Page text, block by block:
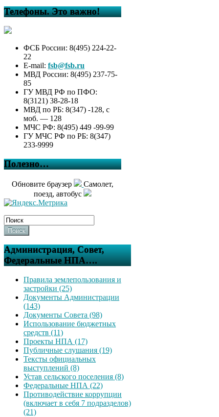
Телефоны. Это важно!
ФСБ России: 8(495) 224-22-
22
E-mail: fsb@fsb.ru
МВД России: 8(495) 237-75-
85
ГУ МВД РФ по ПФО:
8(3121) 38-28-18
МВД по РБ: 8(347) -128, с
моб. — 128
МЧС РФ: 8(495) 449 -99-99
ГУ МЧС РФ по РБ: 8(347)
233-9999
Полезно…
Обновите браузер
Самолет,
поезд, автобус
Поиск
Администрация, Совет,
Федеральные НПА….
Правила землепользования и
застройки (25)
Документы Администрации
(143)
Документы Совета (98)
Использование бюджетных
средств (11)
Проекты НПА (17)
Публичные слушания (19)
Тексты официальных
выступлений (8)
Устав сельского поселения (8)
Федеральные НПА (22)
Противодействие коррупции
(включает в себя 7 подразделов)
(21)